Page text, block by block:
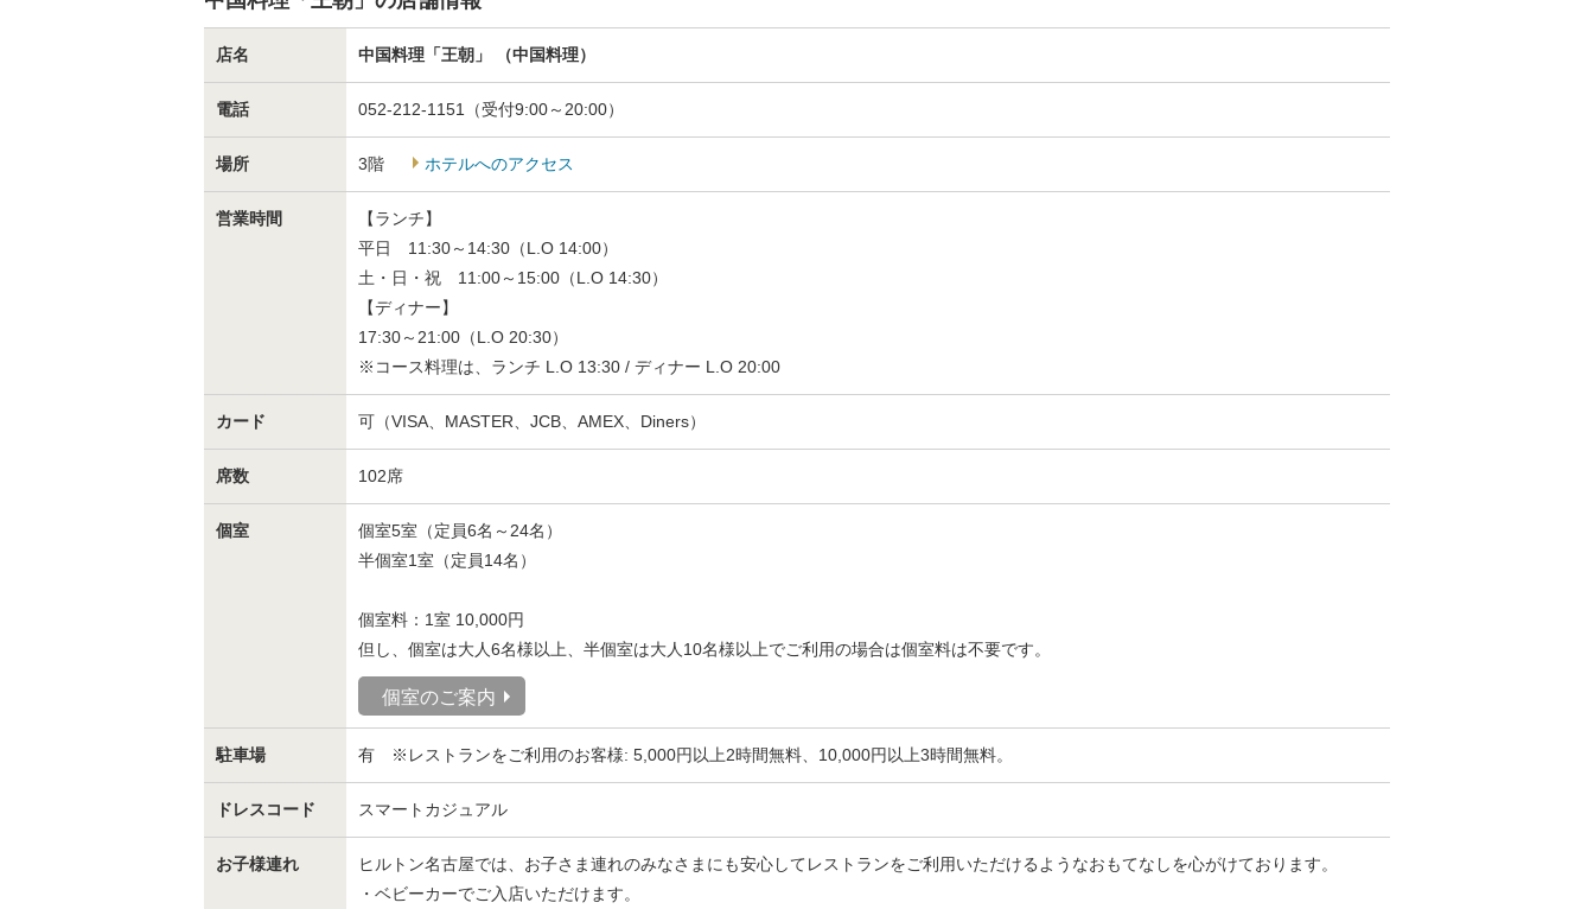
店名 中国料理「王朝」 （中国料理）
電話 052-212-1151（受付9:00～20:00）
場所 3階 ホテルへのアクセス
営業時間
【ランチ】
平日 11:30～14:30（L.O 14:00）
土・日・祝 11:00～15:00（L.O 14:30）
【ディナー】
17:30～21:00（L.O 20:30）
※コース料理は、ランチ L.O 13:30 / ディナー L.O 20:00
カード 可（VISA、MASTER、JCB、AMEX、Diners）
席数 102席
個室
個室5室（定員6名～24名）
半個室1室（定員14名）
個室料：1室 10,000円
但し、個室は大人6名様以上、半個室は大人10名様以上でご利用の場合は個室料は不要です。
個室のご案内
駐車場 有 ※レストランをご利用のお客様: 5,000円以上2時間無料、10,000円以上3時間無料。
ドレスコード スマートカジュアル
お子様連れ
ヒルトン名古屋では、お子さま連れのみなさまにも安心してレストランをご利用いただけるようなおもてなしを心がけております。
・ベビーカーでご入店いただけます。